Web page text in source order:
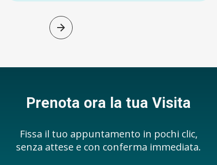
Prenota ora la tua Visita
Fissa il tuo appuntamento in pochi clic,
senza attese e con conferma immediata.